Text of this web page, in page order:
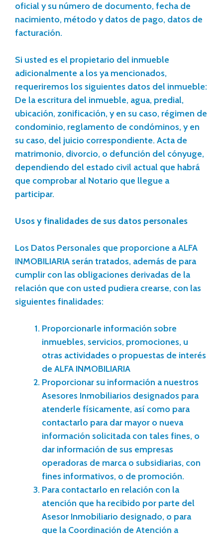
oficial y su número de documento, fecha de
nacimiento, método y datos de pago, datos de
facturación.
Si usted es el propietario del inmueble
adicionalmente a los ya mencionados,
requeriremos los siguientes datos del inmueble:
De la escritura del inmueble, agua, predial,
ubicación, zonificación, y en su caso, régimen de
condominio, reglamento de condóminos, y en
su caso, del juicio correspondiente. Acta de
matrimonio, divorcio, o defunción del cónyuge,
dependiendo del estado civil actual que habrá
que comprobar al Notario que llegue a
participar.
Usos y finalidades de sus datos personales
Los Datos Personales que proporcione a ALFA
INMOBILIARIA serán tratados, además de para
cumplir con las obligaciones derivadas de la
relación que con usted pudiera crearse, con las
siguientes finalidades:
Proporcionarle información sobre
inmuebles, servicios, promociones, u
otras actividades o propuestas de interés
de ALFA INMOBILIARIA
Proporcionar su información a nuestros
Asesores Inmobiliarios designados para
atenderle físicamente, así como para
contactarlo para dar mayor o nueva
información solicitada con tales fines, o
dar información de sus empresas
operadoras de marca o subsidiarias, con
fines informativos, o de promoción.
Para contactarlo en relación con la
atención que ha recibido por parte del
Asesor Inmobiliario designado, o para
que la Coordinación de Atención a